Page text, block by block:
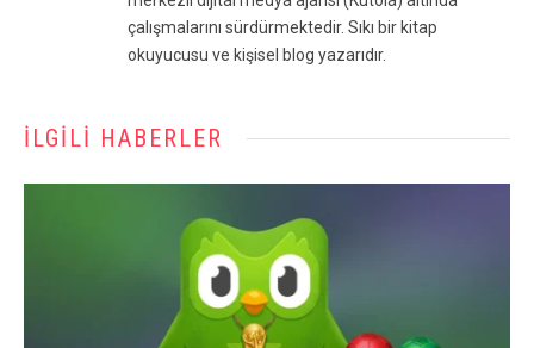
çalışmalarını sürdürmektedir. Sıkı bir kitap
okuyucusu ve kişisel blog yazarıdır.
İLGILI HABERLER